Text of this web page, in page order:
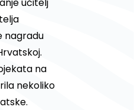
nagradu
na
nekoliko